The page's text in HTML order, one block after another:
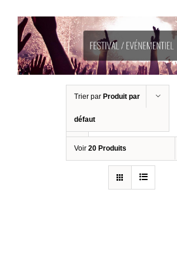
Trier par Produit par
défaut
Voir 20 Produits